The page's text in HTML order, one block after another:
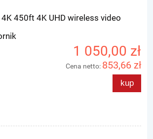
450ft 4K UHD wireless video
1 050,00 zł
Cena netto: 853,66 zł
kup